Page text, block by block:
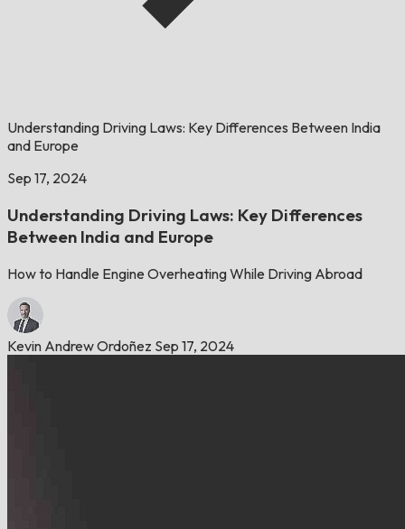
Understanding Driving Laws: Key Differences Between India
and Europe
Sep 17, 2024
Understanding Driving Laws: Key Differences
Between India and Europe
How to Handle Engine Overheating While Driving Abroad
Kevin Andrew Ordoñez Sep 17, 2024